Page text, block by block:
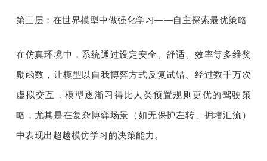
第三层：在世界模型中做强化学习——自主探索最优策略
在仿真环境中，系统通过设定安全、舒适、效率等多维奖
励函数，让模型以自我博弈方式反复试错。经过数千万次
虚拟交互，模型逐渐习得比人类预置规则更优的驾驶策
略，尤其是在复杂博弈场景（如无保护左转、拥堵汇流）
中表现出超越模仿学习的决策能力。